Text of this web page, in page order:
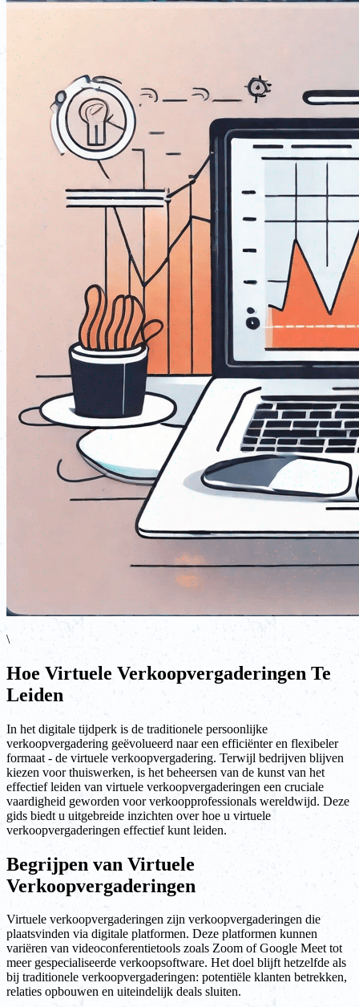
\
Hoe Virtuele Verkoopvergaderingen Te
Leiden
In het digitale tijdperk is de traditionele persoonlijke
verkoopvergadering geëvolueerd naar een efficiënter en flexibeler
formaat - de virtuele verkoopvergadering. Terwijl bedrijven blijven
kiezen voor thuiswerken, is het beheersen van de kunst van het
effectief leiden van virtuele verkoopvergaderingen een cruciale
vaardigheid geworden voor verkoopprofessionals wereldwijd. Deze
gids biedt u uitgebreide inzichten over hoe u virtuele
verkoopvergaderingen effectief kunt leiden.
Begrijpen van Virtuele
Verkoopvergaderingen
Virtuele verkoopvergaderingen zijn verkoopvergaderingen die
plaatsvinden via digitale platformen. Deze platformen kunnen
variëren van videoconferentietools zoals Zoom of Google Meet tot
meer gespecialiseerde verkoopsoftware. Het doel blijft hetzelfde als
bij traditionele verkoopvergaderingen: potentiële klanten betrekken,
relaties opbouwen en uiteindelijk deals sluiten.